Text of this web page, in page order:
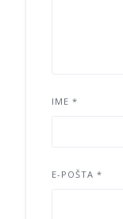
IME *
E-POŠTA *